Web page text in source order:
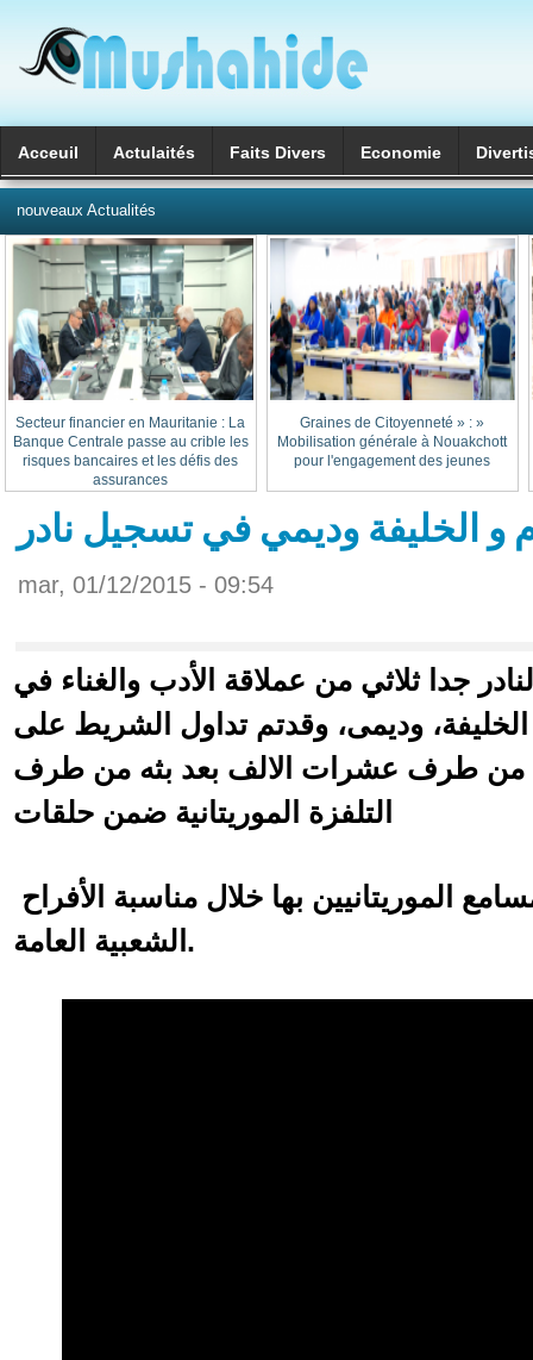
Acceuil Actulaités Faits Divers Economie
nouveaux Actualités
« Graines de Citoyenneté » :
Mobilisation générale à Nouakchott
pour l'engagement des jeunes
Secteur financier en Mauritanie : La
Banque Centrale passe au crible les
risques bancaires et les défis des
assurances
و الخليفة وديمي في تسجيل نادر
mar, 01/12/2015 - 09:54
جدا ثلاثي من عملاقة الأدب والغناء في
الخليفة، وديمى، وقدتم تداول الشريط على
من طرف عشرات الالف بعد بثه من طرف
التلفزة الموريتانية ضمن حلقات
الشعبية العامة.